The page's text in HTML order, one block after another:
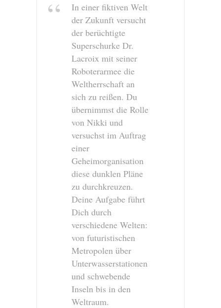
In einer fiktiven Welt
der Zukunft versucht
der berüchtigte
Superschurke Dr.
Lacroix mit seiner
Roboterarmee die
Weltherrschaft an
sich zu reißen. Du
übernimmst die Rolle
von Nikki und
versuchst im Auftrag
einer
Geheimorganisation
diese dunklen Pläne
zu durchkreuzen.
Deine Aufgabe führt
Dich durch
verschiedene Welten:
von futuristischen
Metropolen über
Unterwasserstationen
und schwebende
Inseln bis in den
Weltraum.